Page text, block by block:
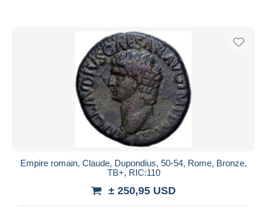
Empire romain, Claude, Dupondius, 50-54, Rome, Bronze,
TB+, RIC:110
± 250,95 USD